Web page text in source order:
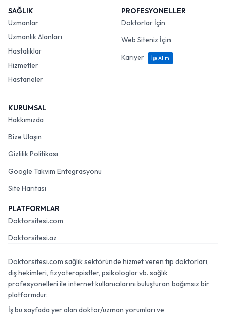
SAĞLIK
Uzmanlar
Uzmanlık Alanları
Hastalıklar
Hizmetler
Hastaneler
PROFESYONELLER
Doktorlar İçin
Web Siteniz İçin
Kariyer
İşe Alım
KURUMSAL
Hakkımızda
Bize Ulaşın
Gizlilik Politikası
Google Takvim Entegrasyonu
Site Haritası
PLATFORMLAR
Doktorsitesi.com
Doktorsitesi.az
Doktorsitesi.com sağlık sektöründe hizmet veren tıp doktorları,
diş hekimleri, fizyoterapistler, psikologlar vb. sağlık
profesyonelleri ile internet kullanıcılarını buluşturan bağımsız bir
platformdur.
İş bu sayfada yer alan doktor/uzman yorumları ve